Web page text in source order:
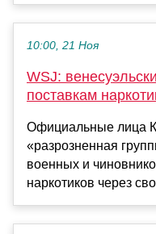
10:00, 21 Ноя
WSJ:
поставкам
Официальные лица
«разрозненная
военных и
наркотиков через